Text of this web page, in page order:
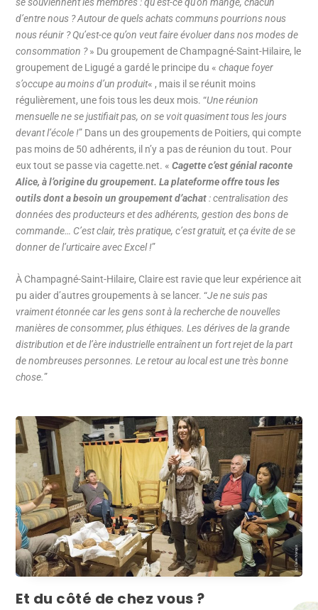
d’entre nous ? Autour de quels achats communs pourrions nous
nous réunir ? Qu’est-ce qu’on veut faire évoluer dans nos modes de
consommation ?» Du groupement de Champagné-Saint-Hilaire, le
groupement de Ligugé a gardé le principe du «chaque foyer
s’occupe au moins d’un produit« , mais il se réunit moins
régulièrement, une fois tous les deux mois. “Une réunion
mensuelle ne se justifiait pas, on se voit quasiment tous les jours
devant l’école !” Dans un des groupements de Poitiers, qui compte
pas moins de 50 adhérents, il n’y a pas de réunion du tout. Pour
eux tout se passe via cagette.net. «Cagette c’est génial raconte
Alice, à l’origine du groupement. La plateforme offre tous les
outils dont a besoin un groupement d’achat: centralisation des
données des producteurs et des adhérents, gestion des bons de
commande… C’est clair, très pratique, c’est gratuit, et ça évite de se
donner de l’urticaire avec Excel !”
À Champagné-Saint-Hilaire, Claire est ravie que leur expérience ait
pu aider d’autres groupements à se lancer. “Je ne suis pas
vraiment étonnée car les gens sont à la recherche de nouvelles
manières de consommer, plus éthiques. Les dérives de la grande
distribution et de l’ère industrielle entraînent un fort rejet de la part
de nombreuses personnes. Le retour au local est une très bonne
chose.”
Et du côté de chez vous ?